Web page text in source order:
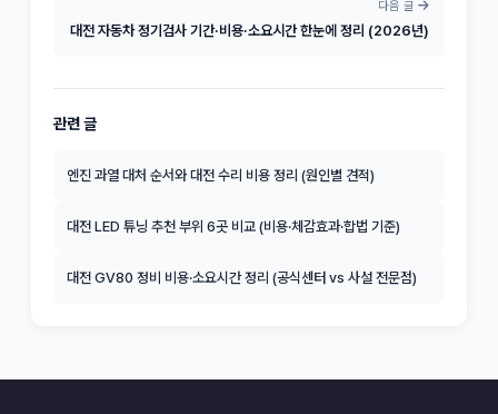
다음 글
대전 자동차 정기검사 기간·비용·소요시간 한눈에 정리 (2026년)
관련 글
엔진 과열 대처 순서와 대전 수리 비용 정리 (원인별 견적)
대전 LED 튜닝 추천 부위 6곳 비교 (비용·체감효과·합법 기준)
대전 GV80 정비 비용·소요시간 정리 (공식센터 vs 사설 전문점)